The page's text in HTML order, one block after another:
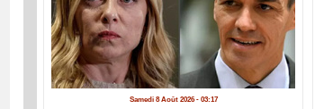
Samedi 8 Août 2026 - 03:17